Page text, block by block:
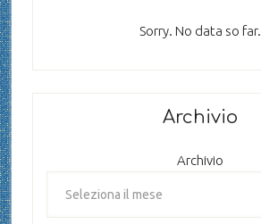
Sorry. No data so far.
Archivio
Archivio